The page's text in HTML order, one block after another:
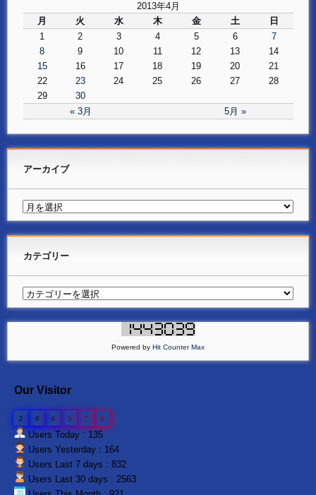
2013年4月
月
火 水 木 金 土 日
« 3月 5月 »
1 2 3 4 5 6
7
8
9 10 11 12 13
14
15
16 17 18 19 20
21
22
23 24 25 26 27
28
29
30
アーカイブ
カテゴリー
Powered by Hit Counter Max
Our Visitor
2 0 6 3 7 0
Users Today : 135
Users Yesterday : 164
Users Last 7 days : 832
Users Last 30 days : 2563